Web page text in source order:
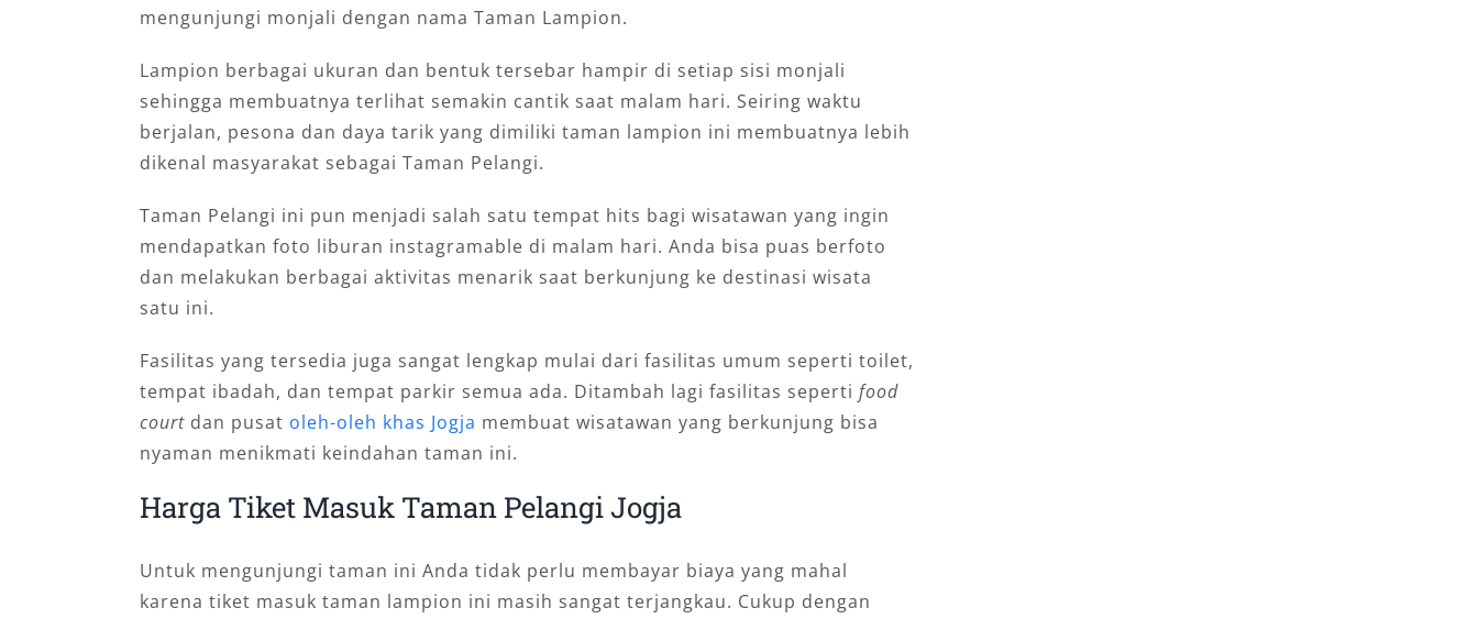
mengunjungi monjali dengan nama Taman Lampion.
Lampion berbagai ukuran dan bentuk tersebar hampir di setiap sisi monjali
sehingga membuatnya terlihat semakin cantik saat malam hari. Seiring waktu
berjalan, pesona dan daya tarik yang dimiliki taman lampion ini membuatnya lebih
dikenal masyarakat sebagai Taman Pelangi.
Taman Pelangi ini pun menjadi salah satu tempat hits bagi wisatawan yang ingin
mendapatkan foto liburan instagramable di malam hari. Anda bisa puas berfoto
dan melakukan berbagai aktivitas menarik saat berkunjung ke destinasi wisata
satu ini.
Fasilitas yang tersedia juga sangat lengkap mulai dari fasilitas umum seperti toilet,
tempat ibadah, dan tempat parkir semua ada. Ditambah lagi fasilitas seperti food
court dan pusat oleh-oleh khas Jogja membuat wisatawan yang berkunjung bisa
nyaman menikmati keindahan taman ini.
Harga Tiket Masuk Taman Pelangi Jogja
Untuk mengunjungi taman ini Anda tidak perlu membayar biaya yang mahal
karena tiket masuk taman lampion ini masih sangat terjangkau. Cukup dengan